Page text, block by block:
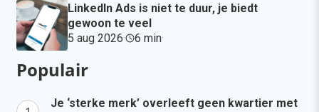
LinkedIn Ads is niet te duur, je biedt
gewoon te veel
5 aug 2026· 6 min·
Populair
Je ‘sterke merk’ overleeft geen kwartier met